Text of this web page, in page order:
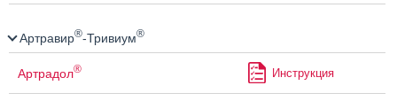
Артравир®-Тривиум®
Артрадол® Инструкция